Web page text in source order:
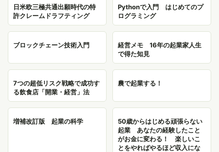
日米欧三極共通出願時代の特
許クレームドラフティング
Pythonで入門 はじめてのプ
ログラミング
ブロックチェーン技術入門
経営メモ 16年の起業家人生
で得た知見
7つの超低リスク戦略で成功す
る飲食店「開業・経営」法
農で起業する！
増補改訂版 起業の科学
50歳からはじめる頑張らない
起業 あなたの経験したこと
がお金に変わる！ 楽しいこ
とをやればやるほど収入にな